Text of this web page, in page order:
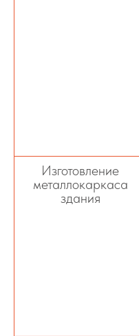
Изготовление
металлокаркаса
здания